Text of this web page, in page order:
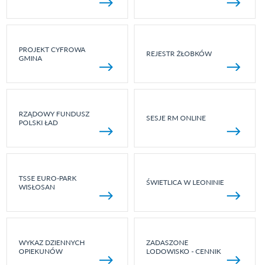
PROJEKT CYFROWA
GMINA
REJESTR ŻŁOBKÓW
RZĄDOWY FUNDUSZ
POLSKI ŁAD
SESJE RM ONLINE
TSSE EURO-PARK
WISŁOSAN
ŚWIETLICA W LEONINIE
WYKAZ DZIENNYCH
OPIEKUNÓW
ZADASZONE
LODOWISKO - CENNIK